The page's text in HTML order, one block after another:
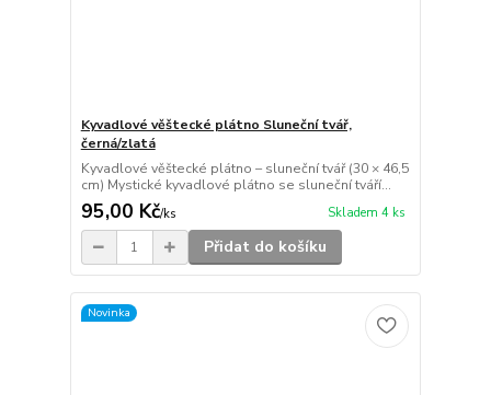
Kyvadlové věštecké plátno Sluneční tvář,
černá/zlatá
Kyvadlové věštecké plátno – sluneční tvář (30 × 46,5
cm) Mystické kyvadlové plátno se sluneční tváří...
95,00 Kč/ks Skladem 4 ks
Přidat do košíku
Novinka